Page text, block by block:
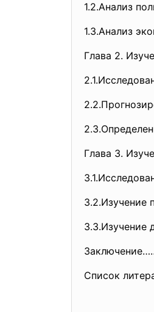
1.2.Анализ
1.3.Анализ
Глава 2.
Глава 3.
3.2.Изучение
3.3.Изучение
Список